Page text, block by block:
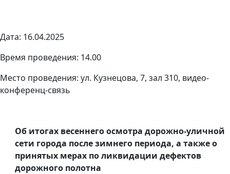
Дата: 16.04.2025
Время проведения: 14.00
Место проведения: ул. Кузнецова, 7, зал 310, видео-
конференц-связь
Об итогах весеннего осмотра дорожно-уличной
сети города после зимнего периода, а также о
принятых мерах по ликвидации дефектов
дорожного полотна